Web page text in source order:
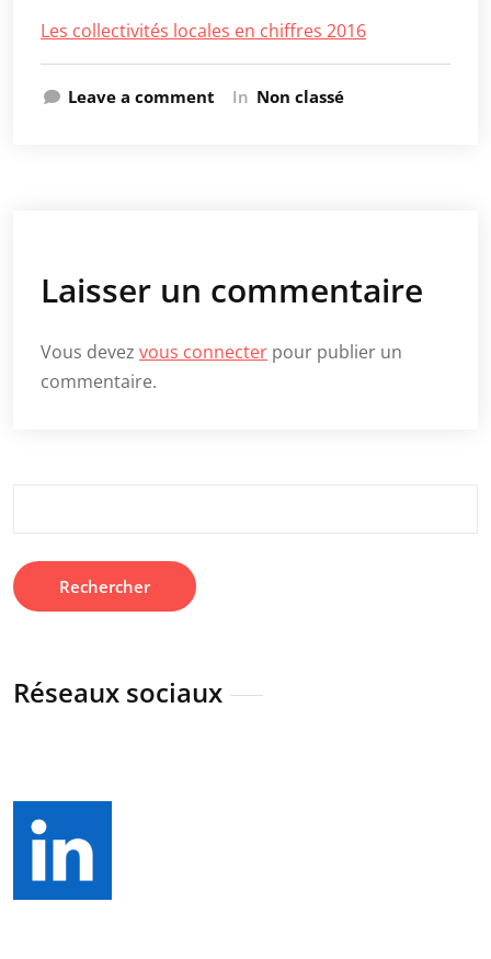
Les collectivités locales en chiffres 2016
Leave a comment In Non classé
Laisser un commentaire
Vous devez vous connecter pour publier un
commentaire.
Réseaux sociaux